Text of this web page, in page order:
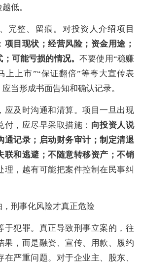
低。
完整、留痕。对投资人介绍项目
项目现状；经营风险；资金用途；
可能亏损的情况。 不要使用“稳赚
上上市”“保证翻倍”等夸大宣传表
当形成书面告知和确认记录。
应及时沟通和清算。项目一旦出现
，应尽早采取措施： 向投资人说
通记录；启动财务审计；制定清退
联和逃避；不随意转移资产；不销
理，越有可能把案件控制在民事纠
刑事化风险才真正危险
于犯罪。真正导致刑事立案的，往
果，而是融资、宣传、用款、履约
严重问题。对于企业主、股东、